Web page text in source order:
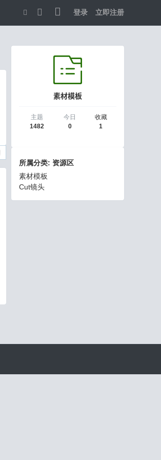
登录 立即注册
换
素材模板
主题
1482
今日
0
收藏
1
所属分类: 资源区
素材模板
Cut镜头